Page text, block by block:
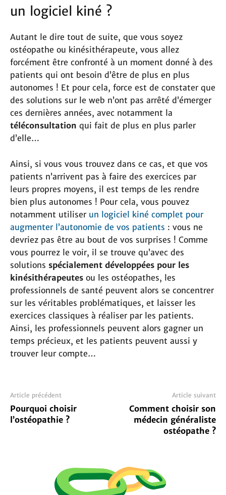
un logiciel kiné ?
Autant le dire tout de suite, que vous soyez
ostéopathe ou kinésithérapeute, vous allez
forcément être confronté à un moment donné à des
patients qui ont besoin d’être de plus en plus
autonomes ! Et pour cela, force est de constater que
des solutions sur le web n’ont pas arrêté d’émerger
ces dernières années, avec notamment la
téléconsultation qui fait de plus en plus parler
d’elle…
Ainsi, si vous vous trouvez dans ce cas, et que vos
patients n’arrivent pas à faire des exercices par
leurs propres moyens, il est temps de les rendre
bien plus autonomes ! Pour cela, vous pouvez
notamment utiliser un logiciel kiné complet pour
augmenter l’autonomie de vos patients : vous ne
devriez pas être au bout de vos surprises ! Comme
vous pourrez le voir, il se trouve qu’avec des
solutions spécialement développées pour les
kinésithérapeutes ou les ostéopathes, les
professionnels de santé peuvent alors se concentrer
sur les véritables problématiques, et laisser les
exercices classiques à réaliser par les patients.
Ainsi, les professionnels peuvent alors gagner un
temps précieux, et les patients peuvent aussi y
trouver leur compte…
Article précédent
Pourquoi choisir
l’ostéopathie ?
Article suivant
Comment choisir son
médecin généraliste
ostéopathe ?